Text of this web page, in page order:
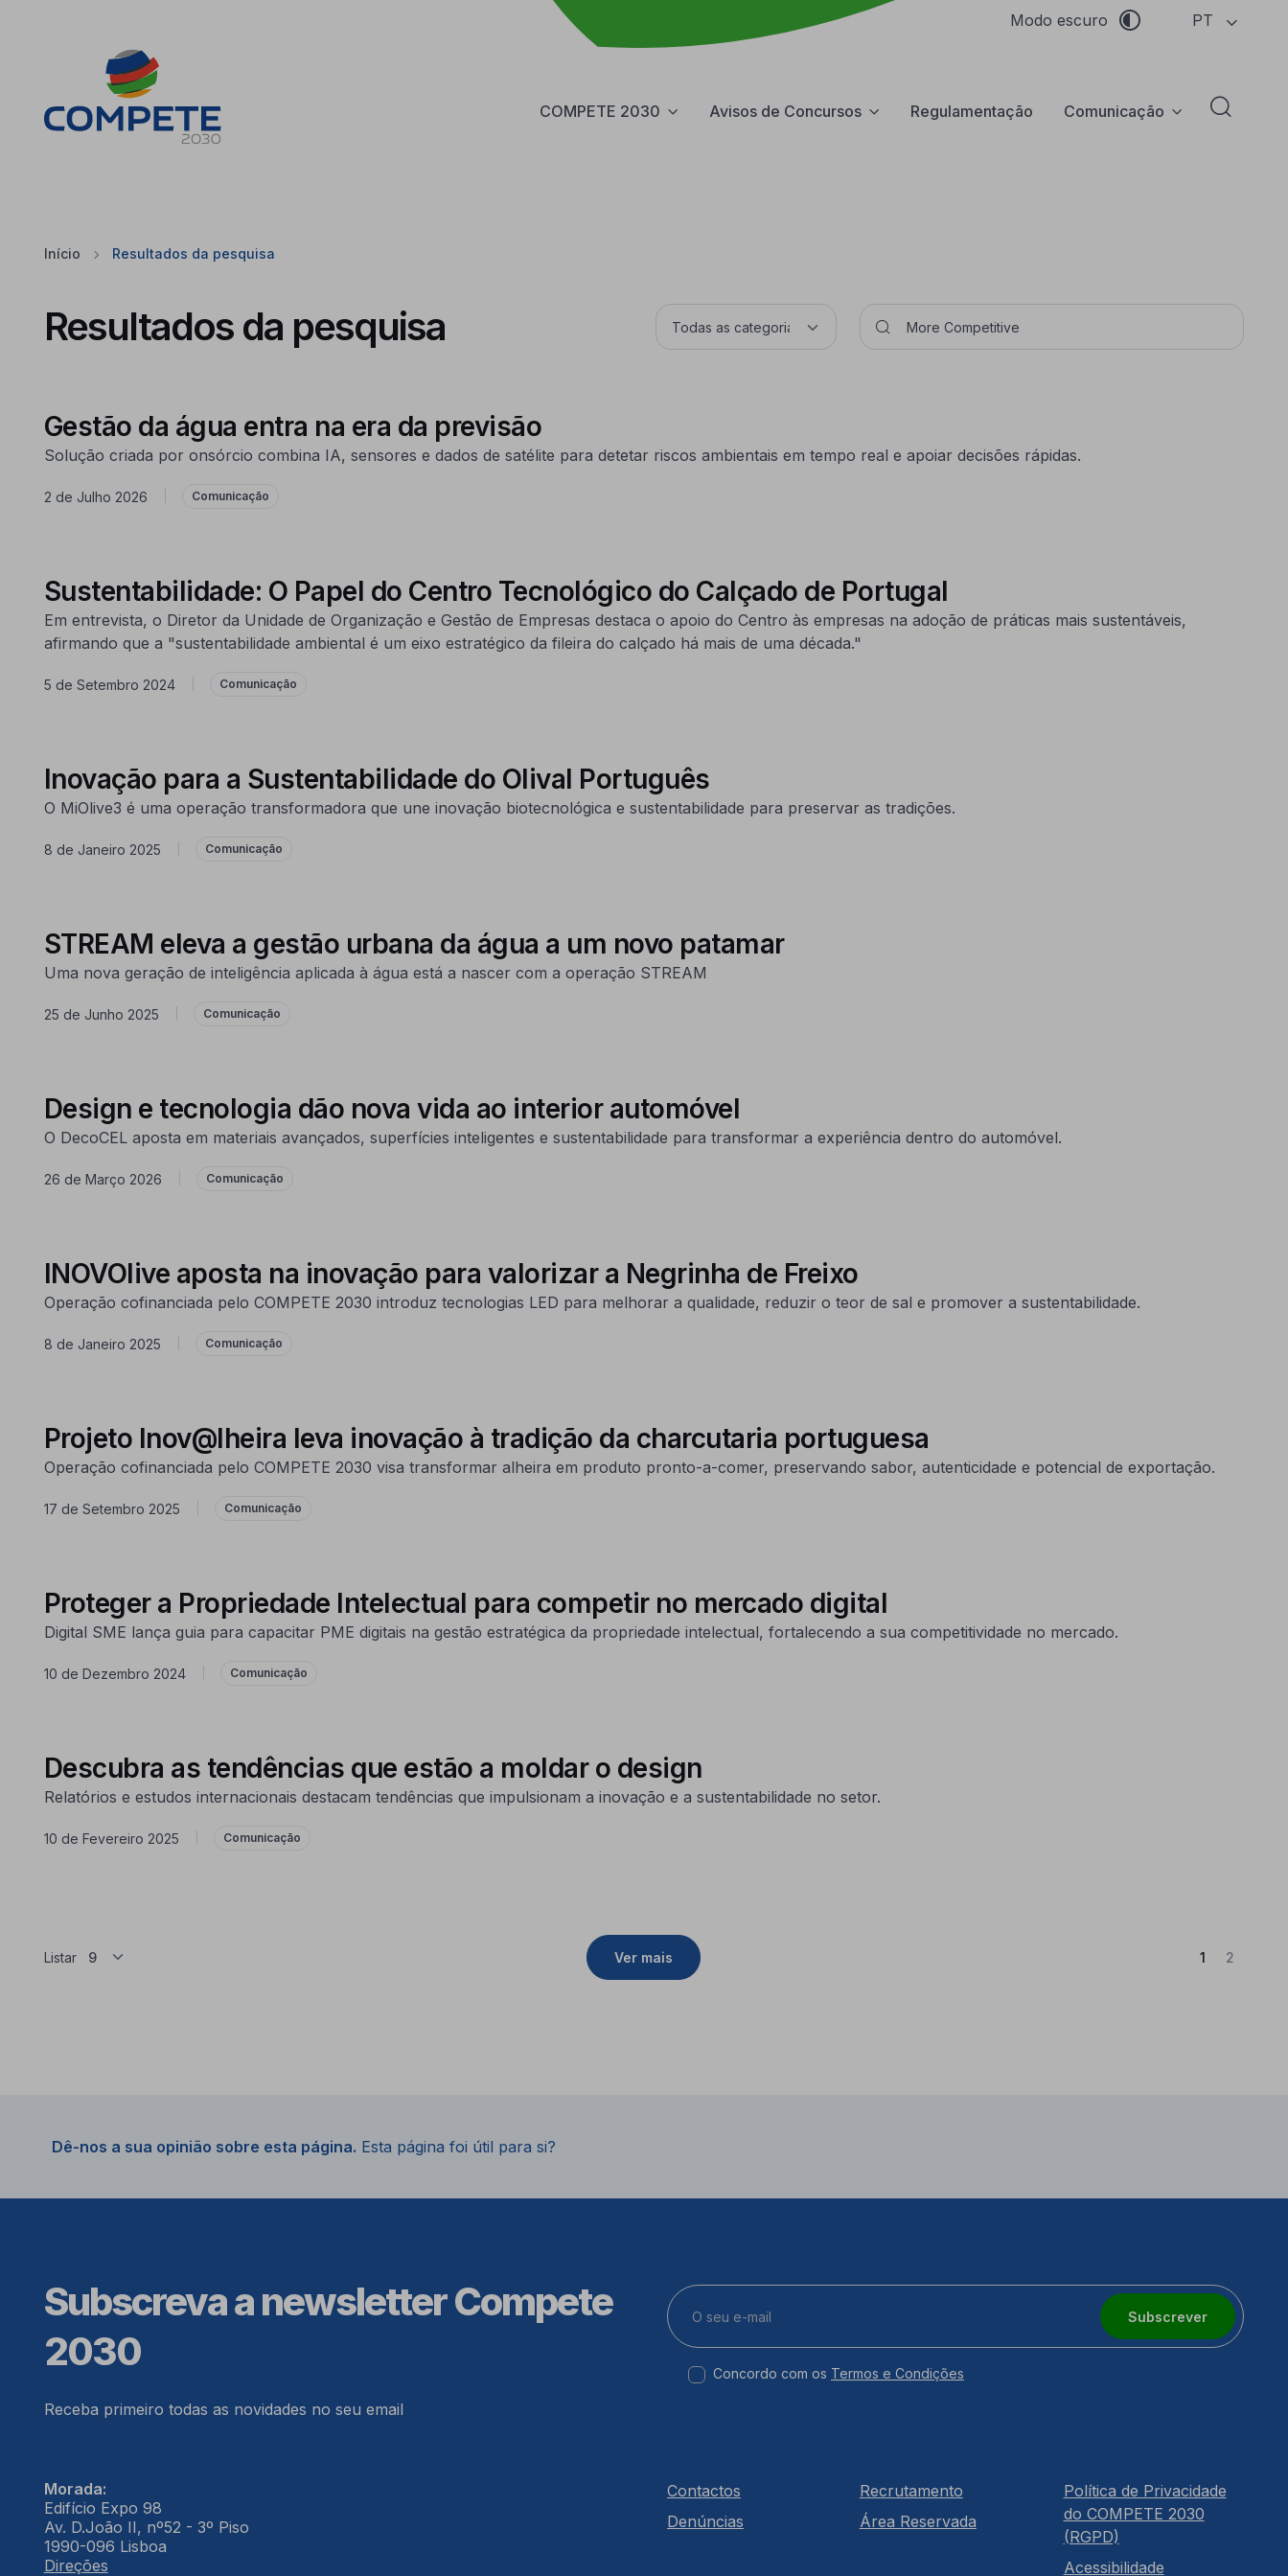
Modo escuro PT
COMPETE 2030 Avisos de Concursos Regulamentação Comunicação Abrir
Início Resultados da pesquisa
Resultados da pesquisa
Gestão da água entra na era da previsão
Solução criada por onsórcio combina IA, sensores e dados de satélite para detetar riscos ambientais em tempo real e apoiar decisões rápidas.
2 de Julho 2026 Comunicação
Sustentabilidade: O Papel do Centro Tecnológico do Calçado de Portugal
Em entrevista, o Diretor da Unidade de Organização e Gestão de Empresas destaca o apoio do Centro às empresas na adoção de práticas mais sustentáveis,
afirmando que a "sustentabilidade ambiental é um eixo estratégico da fileira do calçado há mais de uma década."
5 de Setembro 2024 Comunicação
Inovação para a Sustentabilidade do Olival Português
O MiOlive3 é uma operação transformadora que une inovação biotecnológica e sustentabilidade para preservar as tradições.
8 de Janeiro 2025 Comunicação
STREAM eleva a gestão urbana da água a um novo patamar
Uma nova geração de inteligência aplicada à água está a nascer com a operação STREAM
25 de Junho 2025 Comunicação
Design e tecnologia dão nova vida ao interior automóvel
O DecoCEL aposta em materiais avançados, superfícies inteligentes e sustentabilidade para transformar a experiência dentro do automóvel.
26 de Março 2026 Comunicação
INOVOlive aposta na inovação para valorizar a Negrinha de Freixo
Operação cofinanciada pelo COMPETE 2030 introduz tecnologias LED para melhorar a qualidade, reduzir o teor de sal e promover a sustentabilidade.
8 de Janeiro 2025 Comunicação
Projeto Inov@lheira leva inovação à tradição da charcutaria portuguesa
Operação cofinanciada pelo COMPETE 2030 visa transformar alheira em produto pronto-a-comer, preservando sabor, autenticidade e potencial de exportação.
17 de Setembro 2025 Comunicação
Proteger a Propriedade Intelectual para competir no mercado digital
Digital SME lança guia para capacitar PME digitais na gestão estratégica da propriedade intelectual, fortalecendo a sua competitividade no mercado.
10 de Dezembro 2024 Comunicação
Descubra as tendências que estão a moldar o design
Relatórios e estudos internacionais destacam tendências que impulsionam a inovação e a sustentabilidade no setor.
10 de Fevereiro 2025 Comunicação
Listar Ver mais 1 (Atual)
2
Dê-nos a sua opinião sobre esta página. Esta página foi útil para si?
Subscreva a newsletter Compete
2030
Receba primeiro todas as novidades no seu email
Subscrever
Concordo com os Termos e Condições
Morada:
Edifício Expo 98
Av. D.João II, nº52 - 3º Piso
1990-096 Lisboa
Direções
Contactos
Denúncias
Recrutamento
Área Reservada
Política de Privacidade
do COMPETE 2030
(RGPD)
Acessibilidade